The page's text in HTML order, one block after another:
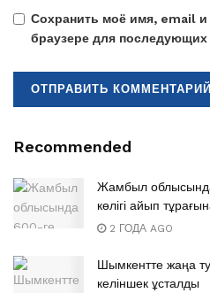
Сохранить моё имя, email и
браузере для
Recommended
Жамбыл
көлігі айып
2 ГОДА AGO
Шымкентте жаңа
келіншек ұсталды